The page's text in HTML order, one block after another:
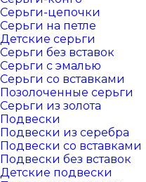
Серьги-цепочки
Серьги на петле
Детские серьги
Серьги без вставок
Серьги с эмалью
Серьги со вставками
Позолоченные серьги
Серьги из золота
Подвески
Подвески из серебра
Подвески со вставками
Подвески без вставок
Детские подвески